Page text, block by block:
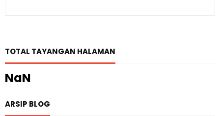
TOTAL TAYANGAN HALAMAN
NaN
ARSIP BLOG